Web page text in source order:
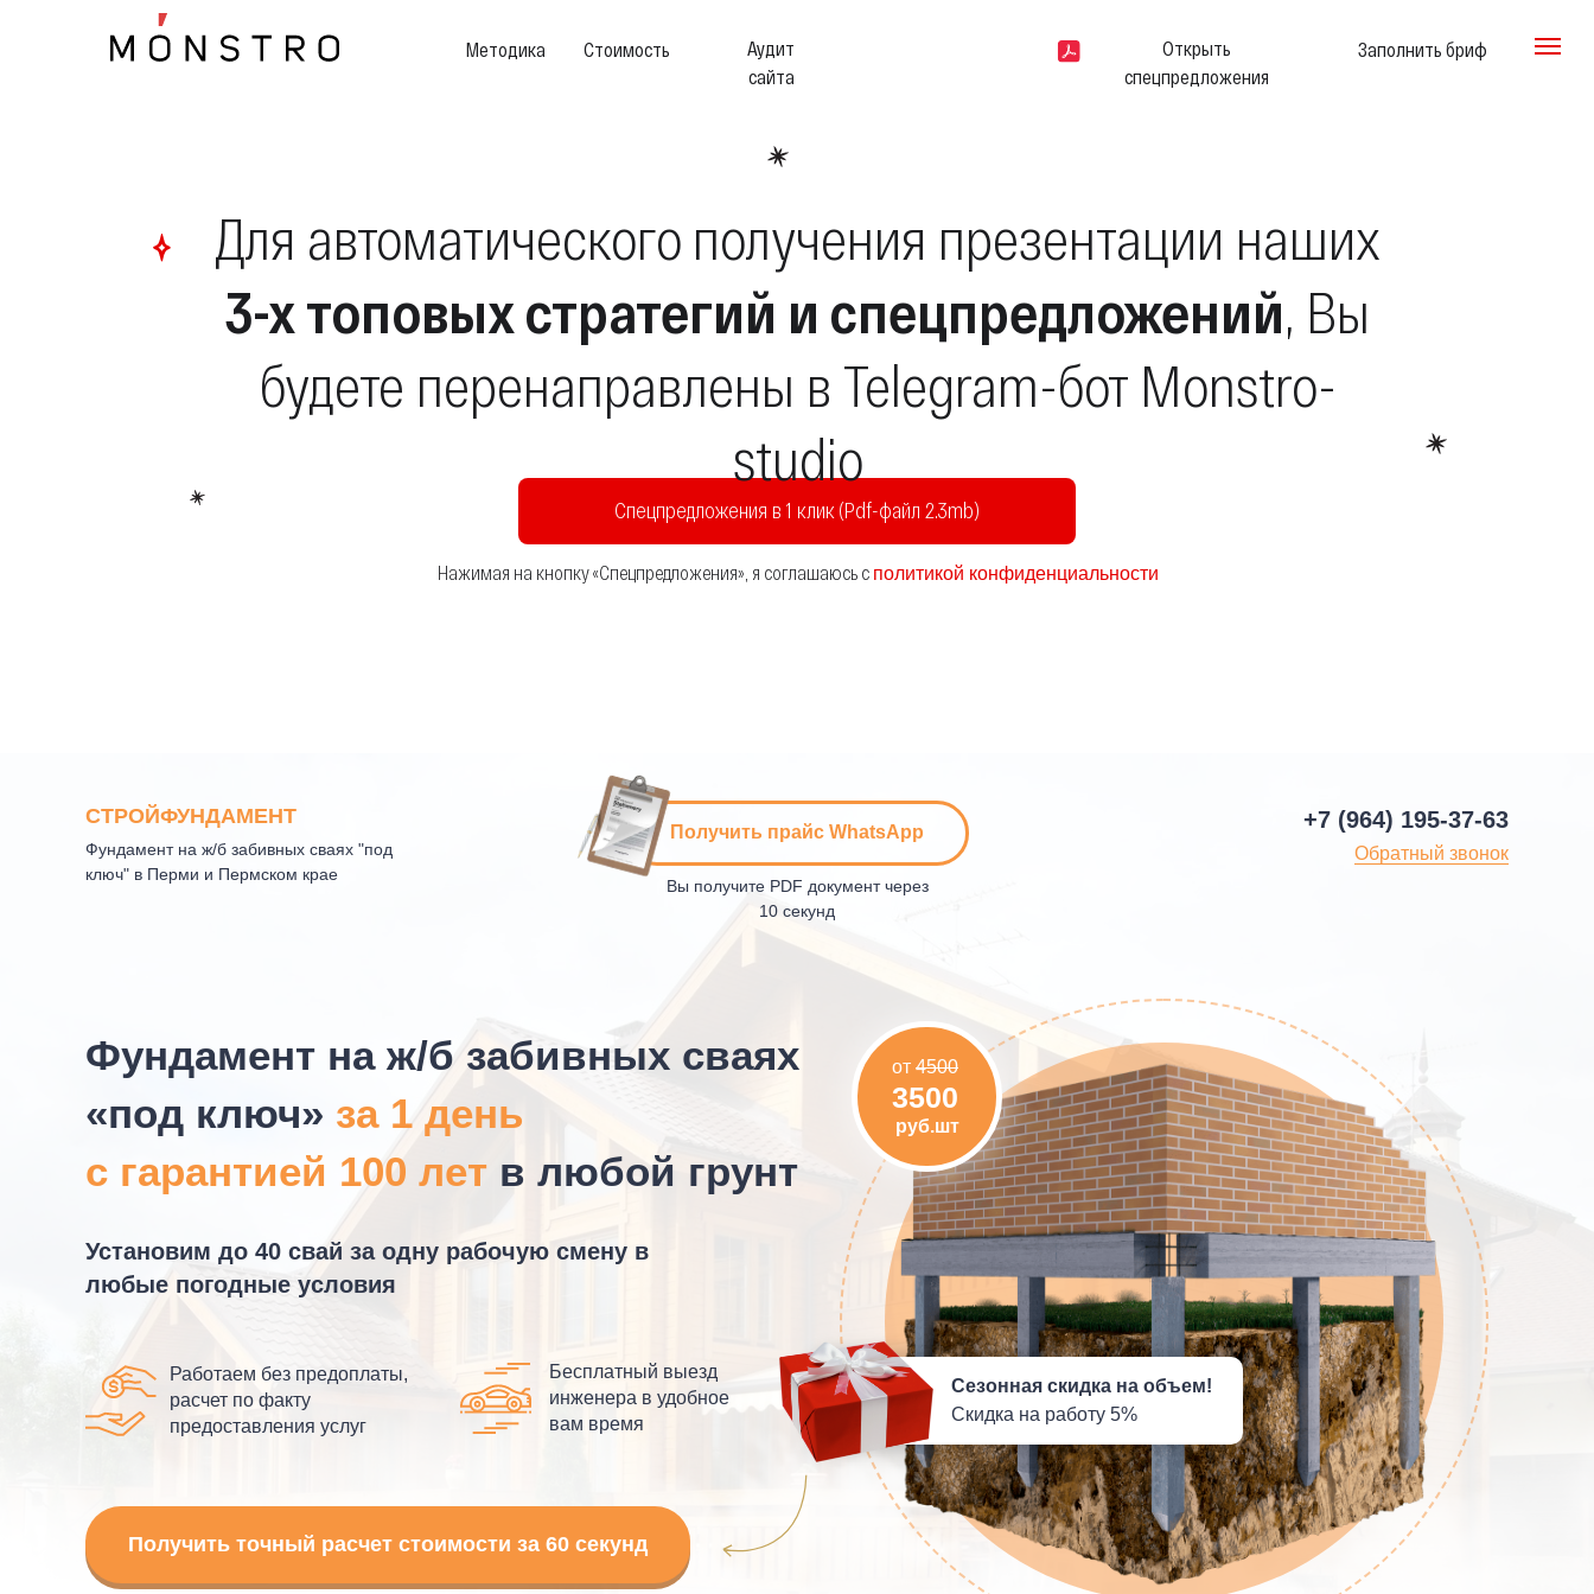
Открыть
спецпредложения
Методика Стоимость
Аудит
сайта
Заполнить бриф
Спецпредложения в 1 клик (Pdf-файл 2.3mb)
Для автоматического получения презентации наших
3-х топовых стратегий и спецпредложений, Вы
будете перенаправлены в Telegram-бот Monstro-
studio
Нажимая на кнопку «Спецпредложения», я соглашаюсь с политикой конфиденциальности
СТРОЙФУНДАМЕНТ
Фундамент на ж/б забивных сваях "под
ключ" в Перми и Пермском крае
Фундамент на ж/б забивных сваях
«под ключ» за 1 день
с гарантией 100 лет в любой грунт
Вы получите PDF документ через
10 секунд
Установим до 40 свай за одну рабочую смену в
любые погодные условия
3500
от 4500
руб.шт
Сезонная скидка на объем!
Скидка на работу 5%
+7 (964) 195-37-63
Обратный звонок
Получить прайс WhatsApp
Работаем без предоплаты,
расчет по факту
предоставления услуг
Бесплатный выезд
инженера в удобное
вам время
Получить точный расчет стоимости за 60 секунд